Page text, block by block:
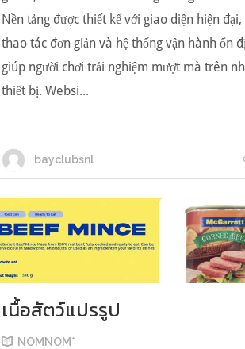
Nền tảng được thiết kế với giao diện hiện đại,
thao tác đơn giản và hệ thống vận hành ổn
giúp người chơi trải nghiệm mượt mà trên
thiết bị. Websi...
bayclubsnl
เนื้อสัตว์แปรรูป
NOMNOM*